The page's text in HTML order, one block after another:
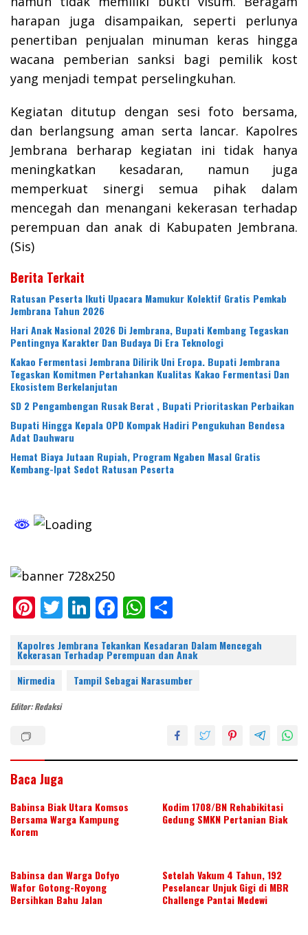
harapan juga disampaikan, seperti perlunya
penertiban penjualan minuman keras hingga
wacana pemberian sanksi bagi pemilik kost
yang menjadi tempat perselingkuhan.
Kegiatan ditutup dengan sesi foto bersama,
dan berlangsung aman serta lancar. Kapolres
Jembrana berharap kegiatan ini tidak hanya
meningkatkan kesadaran, namun juga
memperkuat sinergi semua pihak dalam
mencegah dan menangani kekerasan terhadap
perempuan dan anak di Kabupaten Jembrana.
(Sis)
Berita Terkait
Ratusan Peserta Ikuti Upacara Mamukur Kolektif Gratis Pemkab
Jembrana Tahun 2026
Hari Anak Nasional 2026 Di Jembrana, Bupati Kembang Tegaskan
Pentingnya Karakter Dan Budaya Di Era Teknologi
Kakao Fermentasi Jembrana Dilirik Uni Eropa. Bupati Jembrana
Tegaskan Komitmen Pertahankan Kualitas Kakao Fermentasi Dan
Ekosistem Berkelanjutan
SD 2 Pengambengan Rusak Berat , Bupati Prioritaskan Perbaikan
Bupati Hingga Kepala OPD Kompak Hadiri Pengukuhan Bendesa
Adat Dauhwaru
Hemat Biaya Jutaan Rupiah, Program Ngaben Masal Gratis
Kembang-Ipat Sedot Ratusan Peserta
Pi
er
e
st
T
itt
er
Li
k
e
dI
F
e
b
o
W
at
s
ar
e
Kapolres Jembrana Tekankan Kesadaran Dalam Mencegah
Kekerasan Terhadap Perempuan dan Anak
Nirmedia
Tampil Sebagai Narasumber
Editor: Redaksi
Baca Juga
Babinsa Biak Utara Komsos
Bersama Warga Kampung
Korem
Kodim 1708/BN Rehabikitasi
Gedung SMKN Pertanian Biak
Babinsa dan Warga Dofyo
Wafor Gotong-Royong
Bersihkan Bahu Jalan
Setelah Vakum 4 Tahun, 192
Peselancar Unjuk Gigi di MBR
Challenge Pantai Medewi